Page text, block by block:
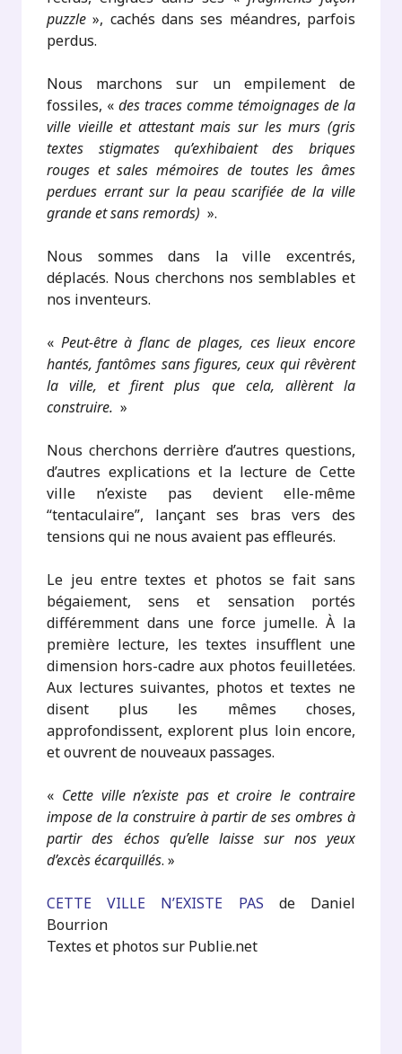
puzzle », cachés dans ses méandres, parfois
perdus.
Nous marchons sur un empilement de
fossiles, «des traces comme témoignages de la
ville vieille et attestant mais sur les murs (gris
textes stigmates qu’exhibaient des briques
rouges et sales mémoires de toutes les âmes
perdues errant sur la peau scarifiée de la ville
grande et sans remords) ».
Nous sommes dans la ville excentrés,
déplacés. Nous cherchons nos semblables et
nos inventeurs.
« Peut-être à flanc de plages, ces lieux encore
hantés, fantômes sans figures, ceux qui rêvèrent
la ville, et firent plus que cela, allèrent la
construire. »
Nous cherchons derrière d’autres questions,
d’autres explications et la lecture de Cette
ville n’existe pas devient elle-même
“tentaculaire”, lançant ses bras vers des
tensions qui ne nous avaient pas effleurés.
Le jeu entre textes et photos se fait sans
bégaiement, sens et sensation portés
différemment dans une force jumelle. À la
première lecture, les textes insufflent une
dimension hors-cadre aux photos feuilletées.
Aux lectures suivantes, photos et textes ne
disent plus les mêmes choses,
approfondissent, explorent plus loin encore,
et ouvrent de nouveaux passages.
« Cette ville n’existe pas et croire le contraire
impose de la construire à partir de ses ombres à
partir des échos qu’elle laisse sur nos yeux
d’excès écarquillés. »
CETTE VILLE N’EXISTE PAS de Daniel
Bourrion
Textes et photos sur Publie.net